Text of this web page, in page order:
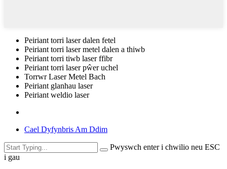
Peiriant torri laser dalen fetel
Peiriant torri laser metel dalen a thiwb
Peiriant torri tiwb laser ffibr
Peiriant torri laser pŵer uchel
Torrwr Laser Metel Bach
Peiriant glanhau laser
Peiriant weldio laser
Cael Dyfynbris Am Ddim
Pwyswch enter i chwilio neu ESC
i gau